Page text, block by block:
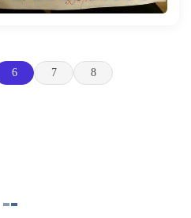
6 7 8